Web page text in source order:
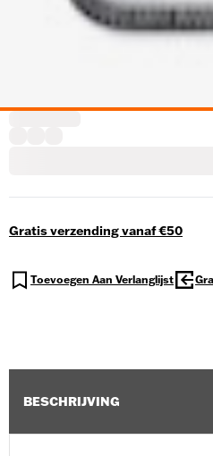
Gratis verzending vanaf €50
Toevoegen Aan Verlanglijst
BESCHRIJVING